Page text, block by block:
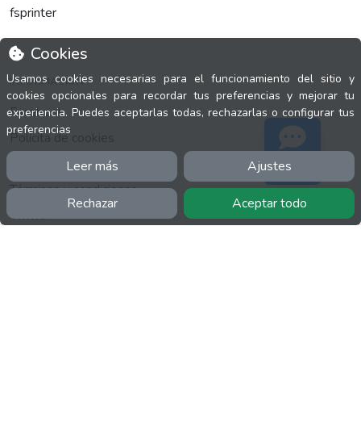
Cookies
Usamos cookies necesarias para el funcionamiento del sitio y
cookies opcionales para recordar tus preferencias y mejorar tu
experiencia. Puedes aceptarlas todas, rechazarlas o configurar tus
preferencias
Leer más Ajustes
Rechazar Aceptar todo
fsprinter
INFORMACIÓN
Facebook
Polícita de cookies
Política de privacidad
Términos y condiciones
Twitter
Soporte